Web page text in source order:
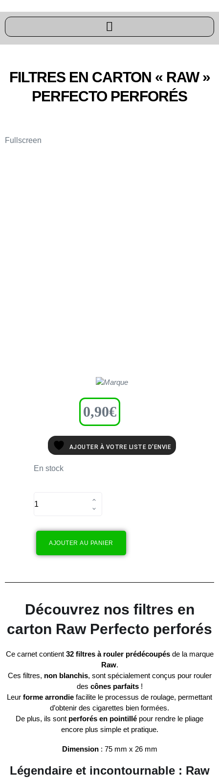
FILTRES EN CARTON « RAW »
PERFECTO PERFORÉS
Fullscreen
0,90€
AJOUTER À VOTRE LISTE D'ENVIE
En stock
AJOUTER AU PANIER
Découvrez nos filtres en
carton Raw Perfecto perforés
Ce carnet contient 32 filtres à rouler prédécoupésde la marque
Raw.
Ces filtres, non blanchis, sont spécialement conçus pour rouler
des cônes parfaits!
Leur forme arrondie facilite le processus de roulage, permettant
d’obtenir des cigarettes bien formées.
De plus, ils sont perforés en pointillé pour rendre le pliage
encore plus simple et pratique.
Dimension: 75 mm x 26 mm
Légendaire et incontournable : Raw